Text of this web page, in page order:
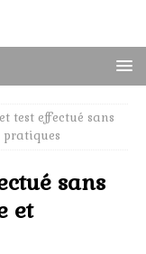
test effectué sans
sans
et